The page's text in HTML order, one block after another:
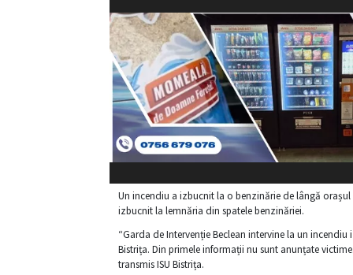
Un incendiu a izbucnit la o benzinărie de lângă
izbucnit la lemnăria din spatele benzinăriei.
“Garda de Intervenție Beclean intervine la un
Bistrița. Din primele informații nu sunt anunțate
transmis ISU Bistrița.